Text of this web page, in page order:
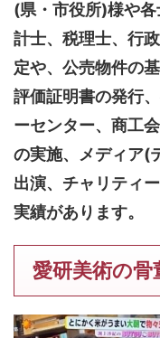
(県・市役所)様や
計士、税理士、行
定や、公売物件の
評価証明書の発行
ーセンター、商工
の実施、メディア(
出演、チャリティ
実績があります。
愛研美術の骨